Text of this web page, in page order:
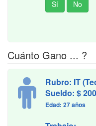
Cuánto Gano ... ?
Rubro: IT
Sueldo: $
Edad: 27 años